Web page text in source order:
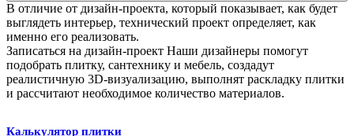
В отличие от дизайн-проекта, который показывает, как будет
выглядеть интерьер, технический проект определяет, как
именно его реализовать.
Записаться на дизайн-проект Наши дизайнеры помогут
подобрать плитку, сантехнику и мебель, создадут
реалистичную 3D-визуализацию, выполнят раскладку плитки
и рассчитают необходимое количество материалов.
Калькулятор плитки